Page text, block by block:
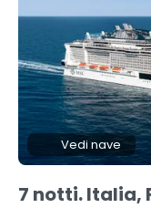
Vedi nave
7 notti. Italia,